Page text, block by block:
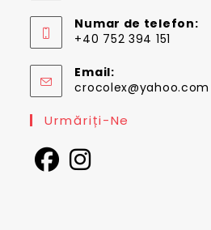
Numar de telefon:
+40 752 394 151
Email:
crocolex@yahoo.com
Urmăriți-Ne